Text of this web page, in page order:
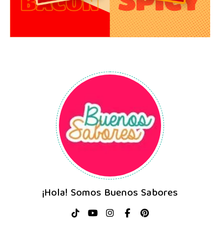
¡Hola! Somos Buenos Sabores